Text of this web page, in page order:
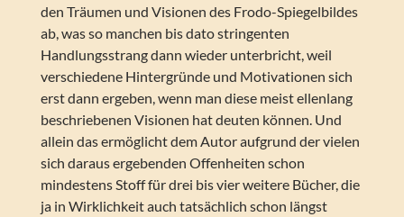
den Träumen und Visionen des Frodo-Spiegelbildes
ab, was so manchen bis dato stringenten
Handlungsstrang dann wieder unterbricht, weil
verschiedene Hintergründe und Motivationen sich
erst dann ergeben, wenn man diese meist ellenlang
beschriebenen Visionen hat deuten können. Und
allein das ermöglicht dem Autor aufgrund der vielen
sich daraus ergebenden Offenheiten schon
mindestens Stoff für drei bis vier weitere Bücher, die
ja in Wirklichkeit auch tatsächlich schon längst